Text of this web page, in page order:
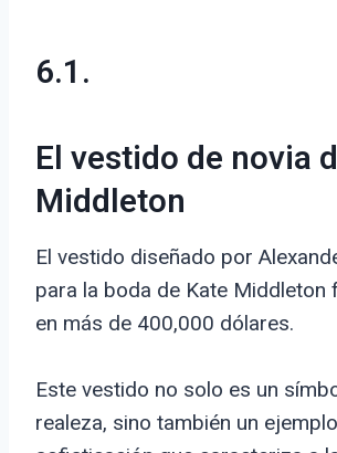
6.1.
El vestido de novia
Middleton
El vestido diseñado por
para la boda de Kate Middleton
en más de 400,000 dólares.
Este vestido no solo es un
realeza, sino también un